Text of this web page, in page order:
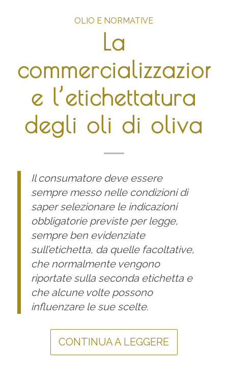
OLIO E NORMATIVE
La
e l’etichettatura
degli oli di oliva
Il consumatore deve essere
sempre messo nelle condizioni di
saper selezionare le indicazioni
obbligatorie previste per legge,
sempre ben evidenziate
sull’etichetta, da quelle facoltative,
che normalmente vengono
riportate sulla seconda etichetta e
che alcune volte possono
influenzare le sue scelte.
CONTINUA A LEGGERE